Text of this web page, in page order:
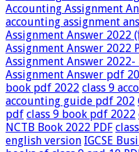
Accounting Assignment
accounting assignment
Assignment Answer 2022
Assignment Answer 2022
Assignment Answer 2022-
Assignment Answer pdf
book pdf 2022 class 9
accounting guide pdf 202
pdf class 9 book pdf 2022
NCTB Book 2022 PDF
english version IGCSE